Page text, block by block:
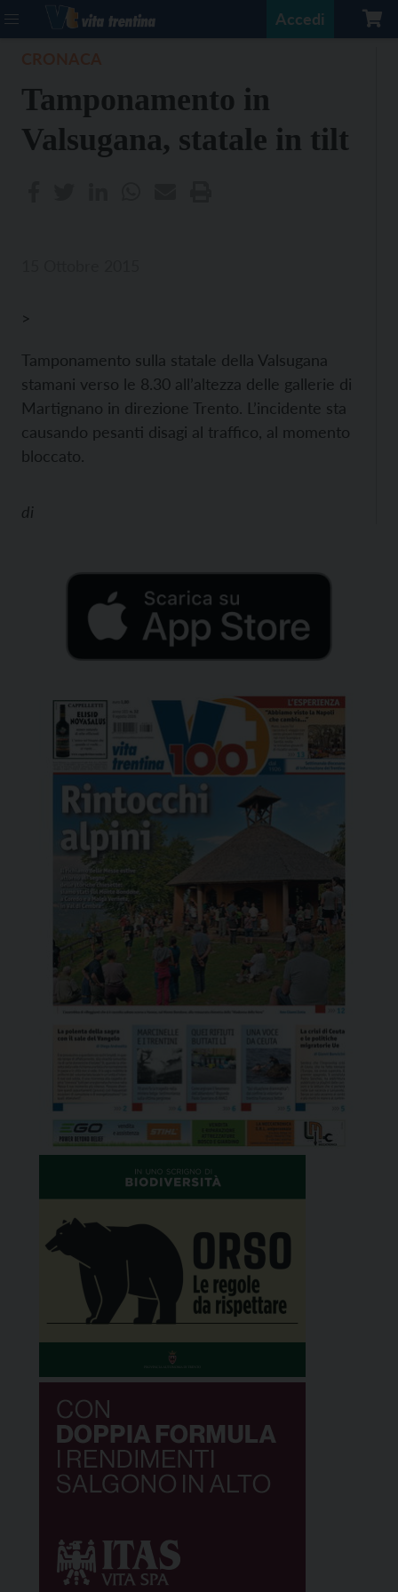
Accedi
Tamponamento in
Valsugana, statale in tilt
>
Tamponamento sulla statale della Valsugana
stamani verso le 8.30 all’altezza delle gallerie di
Martignano in direzione Trento. L’incidente sta
causando pesanti disagi al traffico, al momento
bloccato.
di